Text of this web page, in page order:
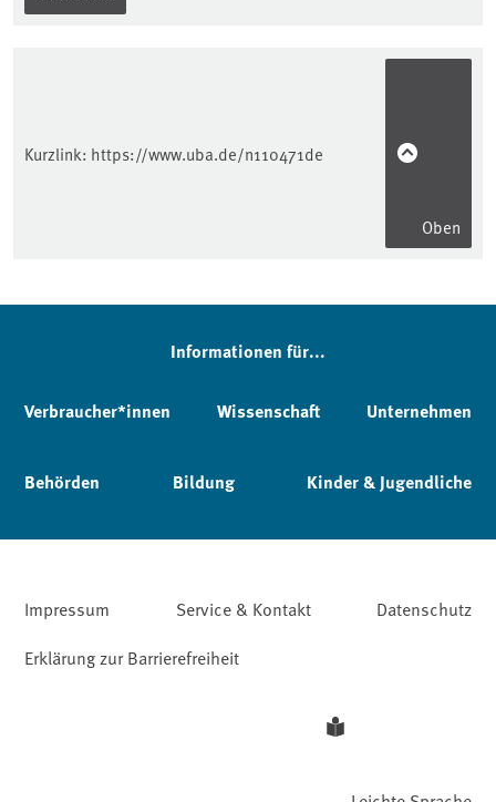
Kurzlink: https://www.uba.de/n110471de
Oben
Informationen für...
Verbraucher*innen Wissenschaft Unternehmen
Behörden Bildung Kinder & Jugendliche
Impressum Service & Kontakt
Datenschutz
Erklärung zur Barrierefreiheit